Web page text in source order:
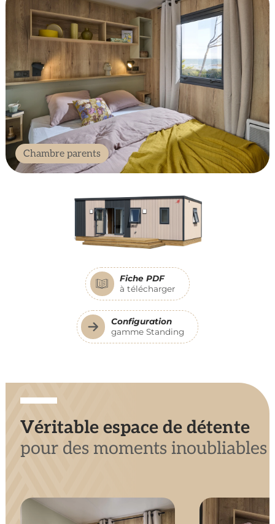
Chambre parents
Fiche PDF
à télécharger
Configuration
gamme Standing
Véritable espace de détente
pour des moments inoubliables